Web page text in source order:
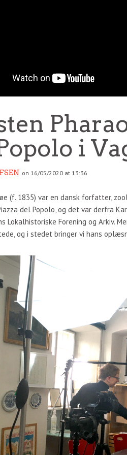
i
on 16/05/2020 at 13:36
(f. 1835) var en dansk forfatter,
del Popolo, og det var derfra
Lokalhistoriske Forening og Arkiv.
og i stedet bringer vi hans